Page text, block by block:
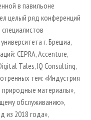
в павильоне
целый ряд конференций
г. Брешиа,
CEPRA, Accenture,
Tales, IQ Consulting,
тем: «Индустрия
природные материалы»,
обслуживанию»,
из 2018 года»,